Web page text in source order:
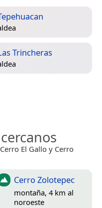
Trincheras
El Gallo y Cerro
Cerro Zolotepec
montaña, 4 km al
noroeste